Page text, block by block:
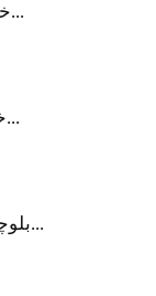
خطے میں اب ایک نیوآرڈر نا...
خاران بازار سے دن دہاڑے ا...
بلوچستان: ضلع موسیٰ خیل م...